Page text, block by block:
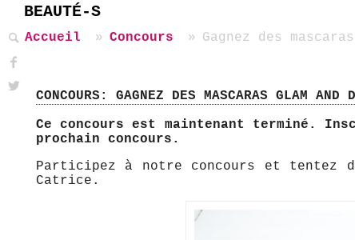
BEAUTÉ-S
Accueil
Concours Gagnez des
CONCOURS: GAGNEZ DES MASCARAS GLAM AND
Ce concours est maintenant terminé.
prochain concours.
Participez à notre concours et tentez
Catrice.